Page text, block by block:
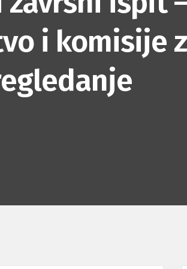
i komisije